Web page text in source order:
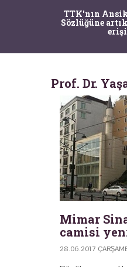
TTK'nın
Sözlüğüne
Prof. Dr.
Mimar
camisi
28.06.2017